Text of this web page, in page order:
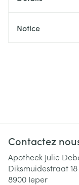
Notice
Contactez
Apotheek Julie
Diksmuidestraat 18
8900 Ieper